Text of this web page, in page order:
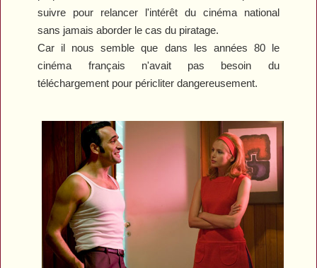
suivre pour relancer l'intérêt du cinéma national
sans jamais aborder le cas du piratage.
Car il nous semble que dans les années 80 le
cinéma français n'avait pas besoin du
téléchargement pour péricliter dangereusement.